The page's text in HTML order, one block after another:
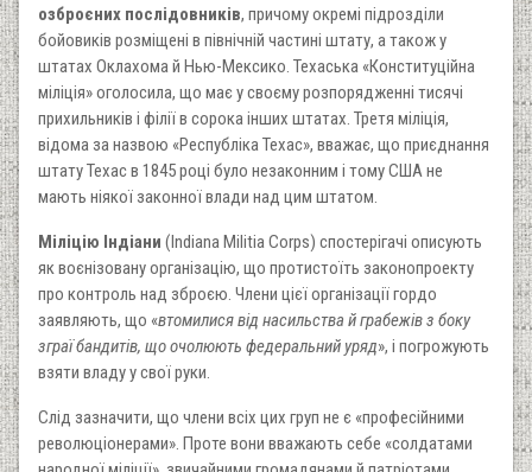
озброєних послідовників, причому окремі підрозділи
бойовиків розміщені в північній частині штату, а також у
штатах Оклахома й Нью-Мексико. Техаська «Конституційна
міліція» оголосила, що має у своєму розпорядженні тисячі
прихильників і філії в сорока інших штатах. Третя міліція,
відома за назвою «Республіка Техас», вважає, що приєднання
штату Техас в 1845 році було незаконним і тому США не
мають ніякої законної влади над цим штатом.
Міліцію Індіани (Indiana Militia Corps) спостерігачі описують
як воєнізовану організацію, що протистоїть законопроекту
про контроль над зброєю. Члени цієї організації гордо
заявляють, що «втомилися від насильства й грабежів з боку
зграї бандитів, що очолюють федеральний уряд», і погрожують
взяти владу у свої руки.
Слід зазначити, що члени всіх цих груп не є «професійними
революціонерами». Проте вони вважають себе «солдатами